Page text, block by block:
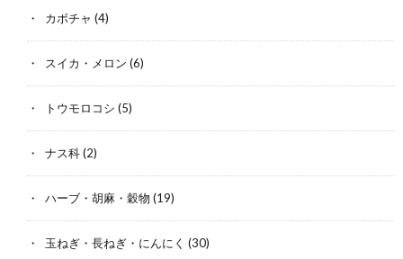
カボチャ (4)
スイカ・メロン (6)
トウモロコシ (5)
ナス科(2)
ハーブ・胡麻・穀物 (19)
玉ねぎ・長ねぎ・にんにく (30)